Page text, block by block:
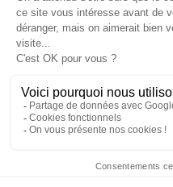
Conditions
Plateforme